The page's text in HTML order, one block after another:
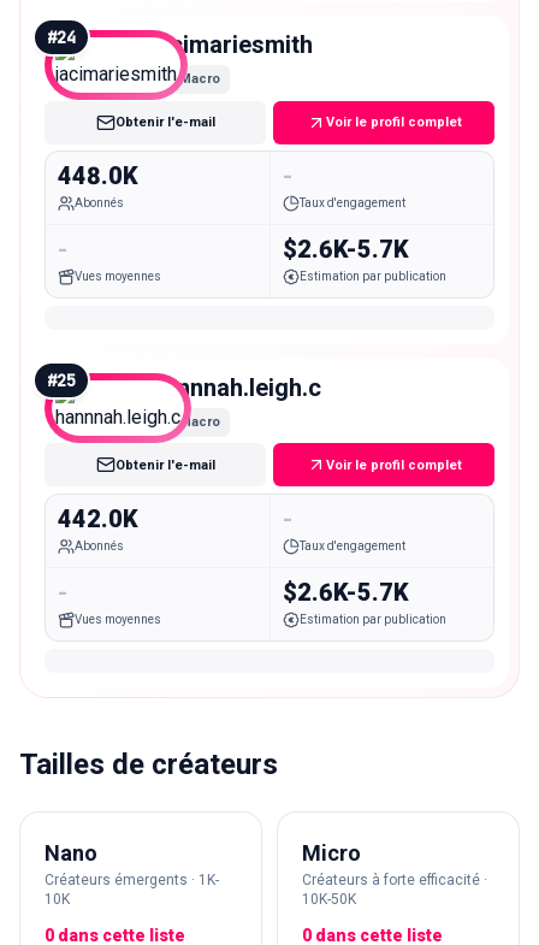
#24 jacimariesmith
Macro
Obtenir l'e-mail Voir le profil complet
448.0K
Abonnés
-
Taux d'engagement
-
Vues moyennes
$2.6K-5.7K
Estimation par publication
#25 hannnah.leigh.c
Macro
Obtenir l'e-mail Voir le profil complet
442.0K
Abonnés
-
Taux d'engagement
-
Vues moyennes
$2.6K-5.7K
Estimation par publication
Tailles de créateurs
Nano
Créateurs émergents · 1K-
10K
0 dans cette liste
Micro
Créateurs à forte efficacité ·
10K-50K
0 dans cette liste